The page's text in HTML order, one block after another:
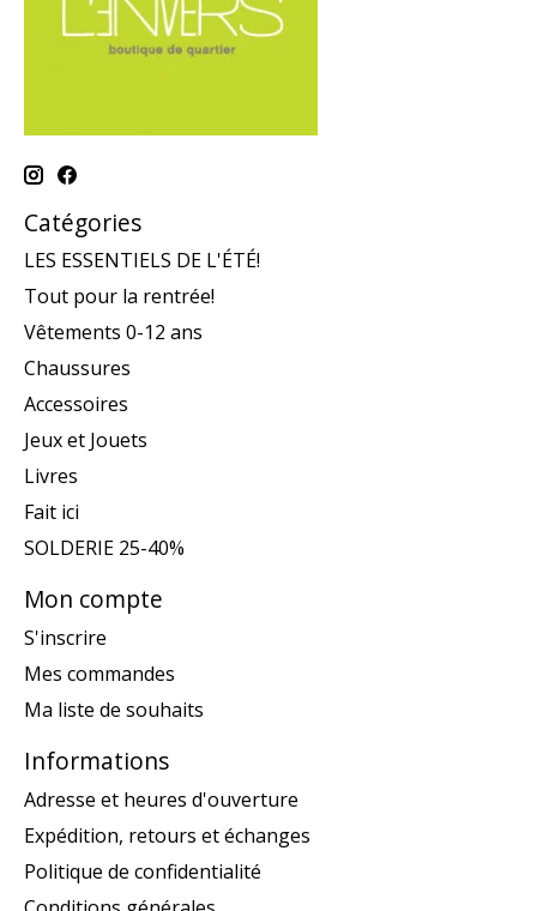
Catégories
LES ESSENTIELS DE L'ÉTÉ!
Tout pour la rentrée!
Vêtements 0-12 ans
Chaussures
Accessoires
Jeux et Jouets
Livres
Fait ici
SOLDERIE 25-40%
Mon compte
S'inscrire
Mes commandes
Ma liste de souhaits
Informations
Adresse et heures d'ouverture
Expédition, retours et échanges
Politique de confidentialité